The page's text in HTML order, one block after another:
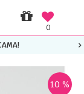
0
10 %